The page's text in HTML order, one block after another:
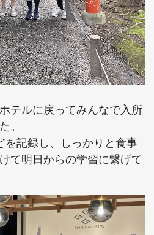
テルに戻ってみんなで入所
。
を記録し、しっかりと食事
て明日からの学習に繋げて